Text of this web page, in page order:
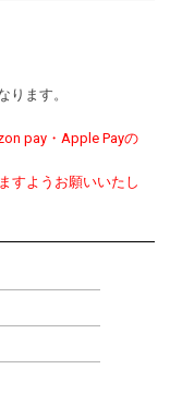
ります。
pay・Apple Payの
すようお願いいたし